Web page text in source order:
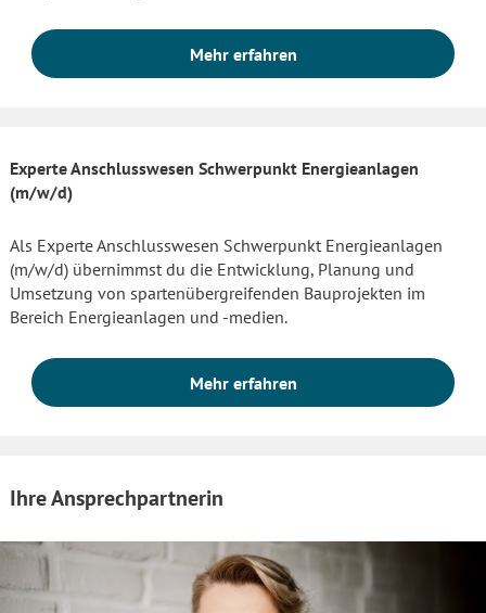
Mehr erfahren
Experte Anschlusswesen Schwerpunkt Energieanlagen
(m/w/d)
Als Experte Anschlusswesen Schwerpunkt Energieanlagen
(m/w/d) übernimmst du die Entwicklung, Planung und
Umsetzung von spartenübergreifenden Bauprojekten im
Bereich Energieanlagen und -medien.
Mehr erfahren
Ihre Ansprechpartnerin